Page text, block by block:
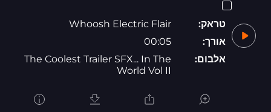
טראק:
Whoosh Electric Flair
אורך:
00:05
אלבום:
The Coolest Trailer SFX... In The
World Vol II